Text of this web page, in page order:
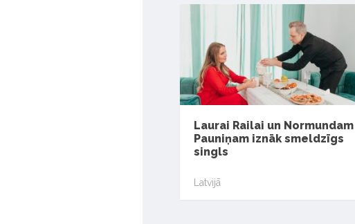
Laurai Railai un Normundam
Pauniņam iznāk smeldzīgs
singls
Latvijā